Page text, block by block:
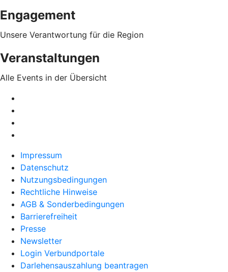
Engagement
Unsere Verantwortung für die Region
Veranstaltungen
Alle Events in der Übersicht
Impressum
Datenschutz
Nutzungsbedingungen
Rechtliche Hinweise
AGB & Sonderbedingungen
Barrierefreiheit
Presse
Newsletter
Login Verbundportale
Darlehensauszahlung beantragen